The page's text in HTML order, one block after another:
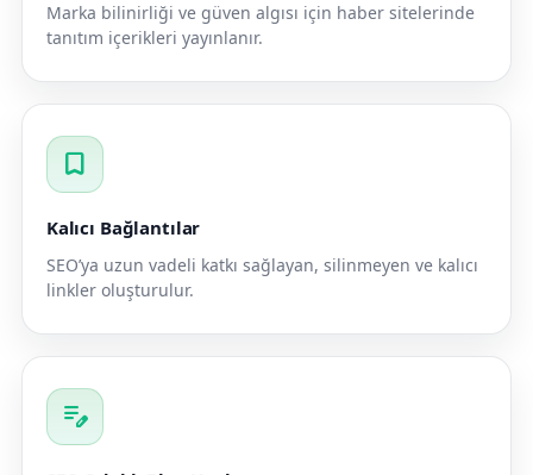
Marka bilinirliği ve güven algısı için haber sitelerinde
tanıtım içerikleri yayınlanır.
bookmark
Kalıcı Bağlantılar
SEO’ya uzun vadeli katkı sağlayan, silinmeyen ve kalıcı
linkler oluşturulur.
edit_note